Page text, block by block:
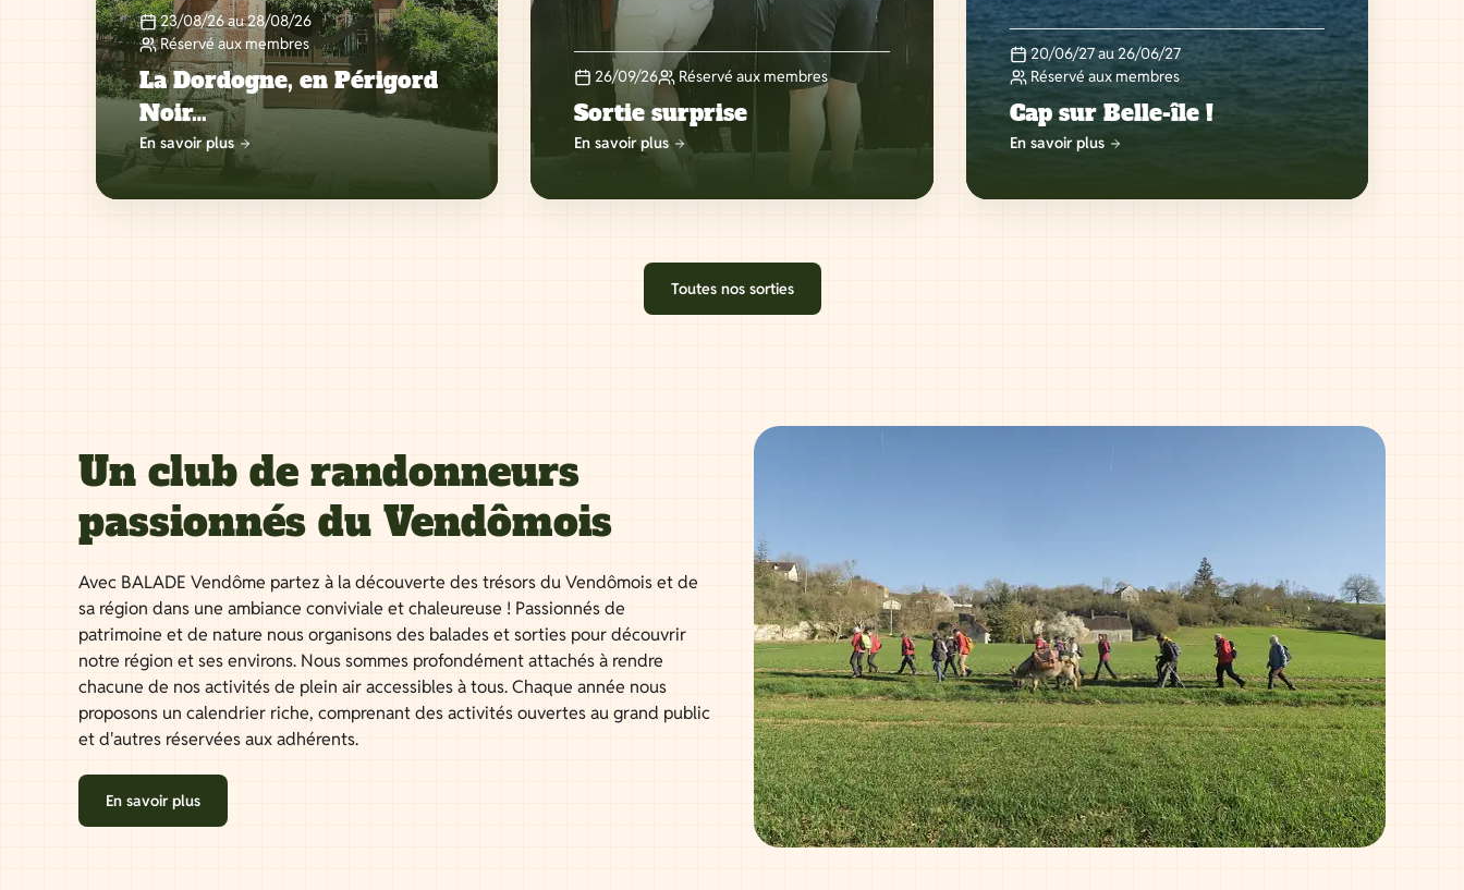
23/08/26 au 28/08/26
Réservé aux membres
La Dordogne, en Périgord
Noir…
En savoir plus
26/09/26 Réservé aux membres
Sortie surprise
En savoir plus
20/06/27 au 26/06/27
Réservé aux membres
Cap sur Belle-île !
En savoir plus
Toutes nos sorties
Un club de randonneurs
passionnés du Vendômois
Avec BALADE Vendôme partez à la découverte des trésors du Vendômois et de
sa région dans une ambiance conviviale et chaleureuse ! Passionnés de
patrimoine et de nature nous organisons des balades et sorties pour découvrir
notre région et ses environs. Nous sommes profondément attachés à rendre
chacune de nos activités de plein air accessibles à tous. Chaque année nous
proposons un calendrier riche, comprenant des activités ouvertes au grand public
et d'autres réservées aux adhérents.
En savoir plus